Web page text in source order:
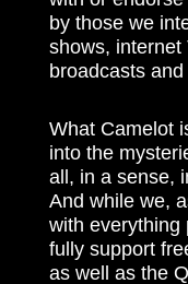
by those we
shows,
broadcasts and
What Camelot
into the
all, in a sense,
And while we,
with everything
fully support
as well as the